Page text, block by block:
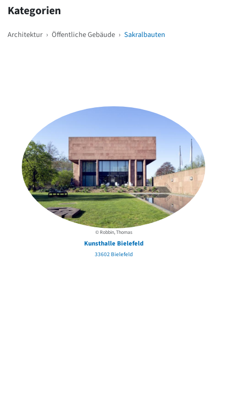
Kategorien
Architektur › Öffentliche Gebäude › Sakralbauten
© Robbin, Thomas
Kunsthalle Bielefeld
33602 Bielefeld